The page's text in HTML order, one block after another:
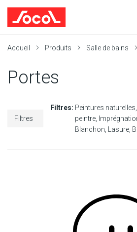
recherche
recherche
navigation
Accueil Produits Salle de bains
Portes
Filtres
Filtres: Peintures naturelles
peintre
Blanchon
Lasure